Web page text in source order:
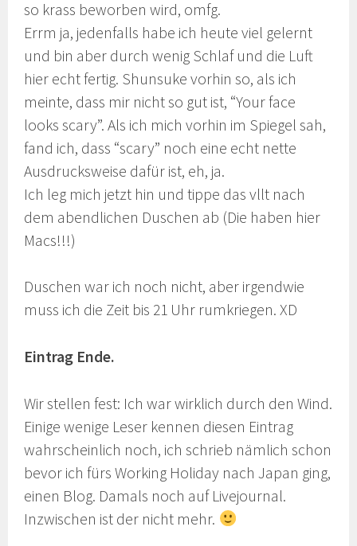
so krass beworben wird, omfg.
Errm ja, jedenfalls habe ich heute viel gelernt
und bin aber durch wenig Schlaf und die Luft
hier echt fertig. Shunsuke vorhin so, als ich
meinte, dass mir nicht so gut ist, “Your face
looks scary”. Als ich mich vorhin im Spiegel sah,
fand ich, dass “scary” noch eine echt nette
Ausdrucksweise dafür ist, eh, ja.
Ich leg mich jetzt hin und tippe das vllt nach
dem abendlichen Duschen ab (Die haben hier
Macs!!!)
Duschen war ich noch nicht, aber irgendwie
muss ich die Zeit bis 21 Uhr rumkriegen. XD
Eintrag Ende.
Wir stellen fest: Ich war wirklich durch den Wind.
Einige wenige Leser kennen diesen Eintrag
wahrscheinlich noch, ich schrieb nämlich schon
bevor ich fürs Working Holiday nach Japan ging,
einen Blog. Damals noch auf Livejournal.
Inzwischen ist der nicht mehr.